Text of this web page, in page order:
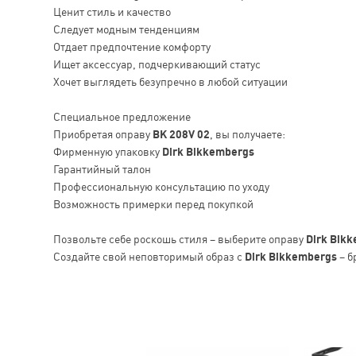
Ценит стиль и качество
Следует модным тенденциям
Отдает предпочтение комфорту
Ищет аксессуар, подчеркивающий статус
Хочет выглядеть безупречно в любой ситуации
Специальное предложение
Приобретая оправу BK 208V 02 , вы получаете:
Фирменную упаковку Dirk Bikkembergs
Гарантийный талон
Профессиональную консультацию по уходу
Возможность примерки перед покупкой
Позвольте себе роскошь стиля – выберите оправу Dirk
Создайте свой неповторимый образ с Dirk Bikkembergs–